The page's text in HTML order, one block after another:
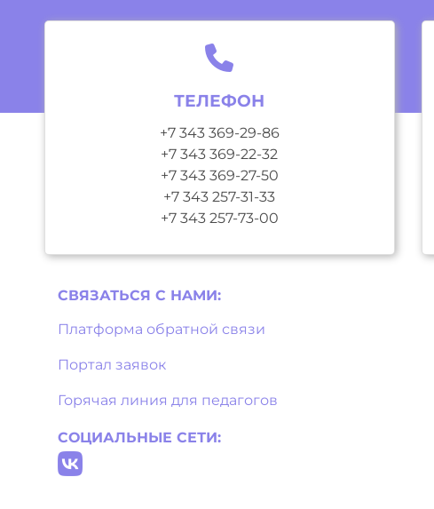
ТЕЛЕФОН
+7 343 369-29-86
+7 343 369-22-32
+7 343 369-27-50
+7 343 257-31-33
+7 343 257-73-00
СВЯЗАТЬСЯ С НAМИ:
Платформа обратной связи
Портал заявок
Горячая линия для педагогов
СОЦИАЛЬНЫЕ СЕТИ: